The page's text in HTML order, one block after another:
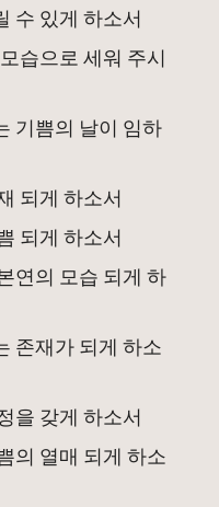
수 있게 하소서
습으로 세워 주시
기쁨의 날이 임하
되게 하소서
되게 하소서
연의 모습 되게 하
존재가 되게 하소
을 갖게 하소서
의 열매 되게 하소